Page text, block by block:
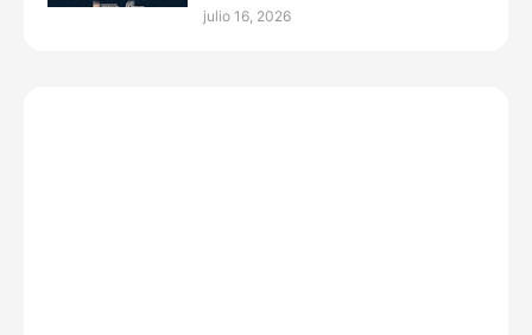
julio 16, 2026